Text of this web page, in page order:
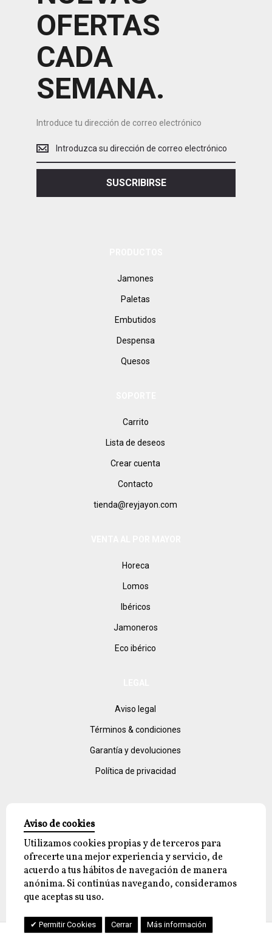
OFERTAS
CADA
SEMANA.
Introduce tu dirección de correo electrónico
tu
dirección
SUSCRIBIRSE
Jamones
Paletas
Embutidos
Despensa
Quesos
Carrito
Lista de deseos
Crear cuenta
Contacto
tienda@reyjayon.com
Horeca
Lomos
Ibéricos
Jamoneros
Eco ibérico
Aviso legal
Términos & condiciones
Garantía y devoluciones
Política de privacidad
© 2026 reyjayon.com, All Rights Reserved.
Aviso de cookies
Utilizamos cookies propias y de terceros para
ofrecerte una mejor experiencia y servicio, de
acuerdo a tus hábitos de navegación de manera
anónima. Si continúas navegando, consideramos
que aceptas su uso.
Permitir Cookies Cerrar Más información